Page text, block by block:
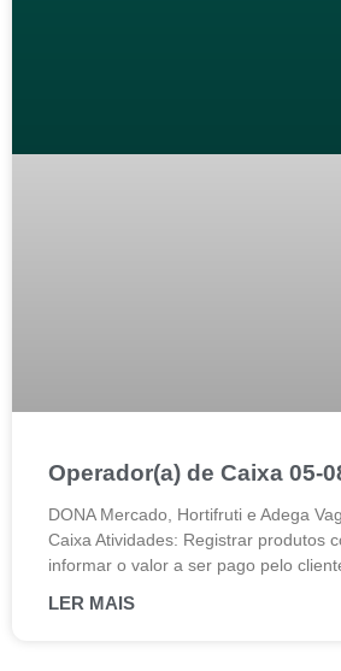
Operador(a) de Caixa 05-
DONA Mercado, Hortifruti e Adega
Caixa Atividades: Registrar produtos
informar o valor a ser pago pelo
LER MAIS